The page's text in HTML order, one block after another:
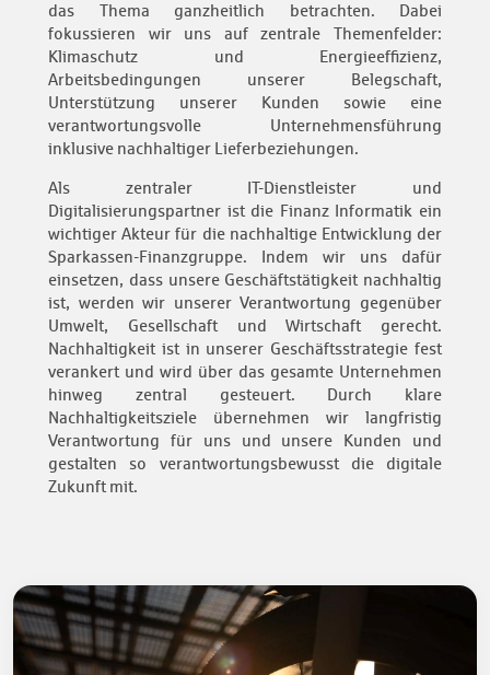
das Thema ganzheitlich betrachten. Dabei
fokussieren wir uns auf zentrale Themenfelder:
Klimaschutz und Energieeffizienz,
Arbeitsbedingungen unserer Belegschaft,
Unterstützung unserer Kunden sowie eine
verantwortungsvolle Unternehmensführung
inklusive nachhaltiger Lieferbeziehungen.
Als zentraler IT-Dienstleister und
Digitalisierungspartner ist die Finanz Informatik ein
wichtiger Akteur für die nachhaltige Entwicklung der
Sparkassen-Finanzgruppe. Indem wir uns dafür
einsetzen, dass unsere Geschäftstätigkeit nachhaltig
ist, werden wir unserer Verantwortung gegenüber
Umwelt, Gesellschaft und Wirtschaft gerecht.
Nachhaltigkeit ist in unserer Geschäftsstrategie fest
verankert und wird über das gesamte Unternehmen
hinweg zentral gesteuert. Durch klare
Nachhaltigkeitsziele übernehmen wir langfristig
Verantwortung für uns und unsere Kunden und
gestalten so verantwortungsbewusst die digitale
Zukunft mit.